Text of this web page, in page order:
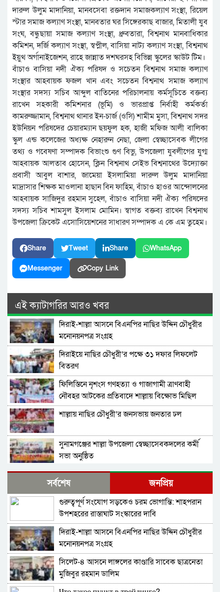
দারুল উলুম মাদানিয়া, মানবসেবা রক্তদান সমাজকল্যাণ সংস্থা, রিয়েল
স্টার সমাজ কল্যাণ সংস্থা, মানবতার ঘর সিঙ্গেরকাছ বাজার, মিতালী যুব
সংঘ, বন্ধুছায়া সমাজ কল্যাণ সংস্থা, ধ্রুবতারা, বিশ্বনাথ মানবাধিকার
কমিশন, দর্জি কল্যাণ সংস্থা, স্বপ্নীল, বাসিয়া নাট্য কল্যাণ সংস্থা, বিশ্বনাথ
ইয়ুথ অর্গানাইজেশন, রাহে জান্নাত দশঘরসহ বিভিন্ন স্কুলের স্কাউট টিম।
বাঁচাও বাসিয়া নদী ঐক্য পরিষদ ও সচেতন বিশ্বনাথ সমাজ কল্যাণ
সংস্থার আহবায়ক ফজল খান এবং সচেতন বিশ্বনাথ সমাজ কল্যাণ
সংস্থার সদস্য সচিব আব্দুল বাতিনের পরিচালনায় কর্মসূচিতে বক্তব্য
রাখেন সহকারী কমিশনার (ভূমি) ও ভারপ্রাপ্ত নির্বাহী কর্মকর্তা
কামরুজ্জামান, বিশ্বনাথ থানার ইন-চার্জ (ওসি) শামীম মুসা, বিশ্বনাথ সদর
ইউনিয়ন পরিষদের চেয়ারম্যান ছয়ফুল হক, হাজী মফিজ আলী বালিকা
স্কুল এন্ড কলেজের অধ্যক্ষ নেহারুন নেছা, জেলা স্বেচ্ছাসেবক লীগের
তথ্য ও গবেষণা সম্পাদক বিভাংশু গুণ বিভু, উপজেলা যুবলীগের যুগ্ম
আহবায়ক আলতাব হোসেন, ক্লিন বিশ্বনাথ সেইভ বিশ্বনাথের উদ্যোক্তা
প্রবাসী আবুল বাশার, জামেয়া ইসলামিয়া দারুল উলুম মাদানিয়া
মাদ্রাসার শিক্ষক মাওলানা হাছান বিন ফাহিম, বাঁচাও হাওর আন্দোলনের
আহবায়ক সাজিদুর রহমান সুহেল, বাঁচাও বাসিয়া নদী ঐক্য পরিষদের
সদস্য সচিব শামসুল ইসলাম মোমিন। স্বাগত বক্তব্য রাখেন বিশ্বনাথ
উপজেলা ক্রিকেট এসোসিয়েশনের সাধারণ সম্পাদক এ কে এম তুহেম।
Share Tweet Share WhatsApp
Messenger Copy Link
এই ক্যাটাগরির আরও খবর
দিরাই-শাল্লা আসনে বিএনপির নাছির উদ্দিন চৌধুরীর
মনোনয়নপত্র সংগ্রহ
দিরাইয়ে নাছির চৌধুরী’র পক্ষে ৩১ দফার লিফলেট
বিতরণ
ফিলিস্তিনে নৃশংস গণহত্যা ও গাজাগামী ত্রাণবাহী
নৌবহর আটকের প্রতিবাদে শাল্লায় বিক্ষোভ মিছিল
শাল্লায় নাছির চৌধুরী’র জনসভায় জনতার ঢল
সুনামগঞ্জের শাল্লা উপজেলা স্বেচ্ছাসেবকদলের কর্মী
সভা অনুষ্ঠিত
দিরাইয়ে মাওলানা মুশতাক গাজীনগরীর হত্যার
প্রতিবাদে বিক্ষোভ মিছিল ও সমাবেশ অনুষ্ঠিত
শাল্লায় স্বেচ্চায় রক্তদানের ছোট উদ্যোগ থেকে সুদৃঢ়
মানবিক নেটওয়ার্ক
শাল্লায় বিএনপির প্রতিষ্ঠাবার্ষিকী পালিত
নাশকতার মামলায় বিএনপির ৫২ নেতাকর্মী
আসামি,বিএনপি সেক্রেটারী প্রার্থী সহোদর আ,লীগ
নেতা ওই মামলার প্রধান সাক্ষী!
সর্বশেষ জনপ্রিয়
গুরুত্বপূর্ণ সংযোগ সড়কেও চরম ভোগান্তি: শাহপরান
উপশহরের রাস্তাঘাট সংস্কারের দাবি
দিরাই-শাল্লা আসনে বিএনপির নাছির উদ্দিন চৌধুরীর
মনোনয়নপত্র সংগ্রহ
সিলেট-৪ আসনে লাঙ্গলের কাণ্ডারি সাবেক ছাত্রনেতা
মুজিবুর রহমান ডালিম